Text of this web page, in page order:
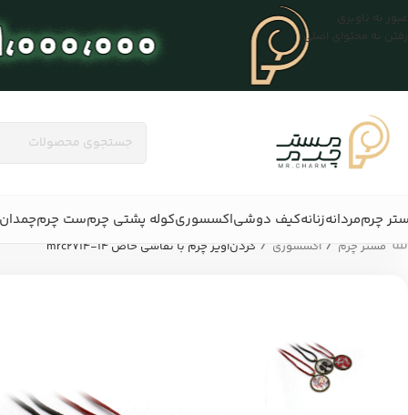
عبور به ناوبری
رفتن به محتوای اصلی
چرممردانهزنانهکیف دوشیاکسسوریکوله پشتی چرمست چرم
مستر چرم / اکسسوری / گردن‌آویز چرم با نقاشی خاص mrc2714-14